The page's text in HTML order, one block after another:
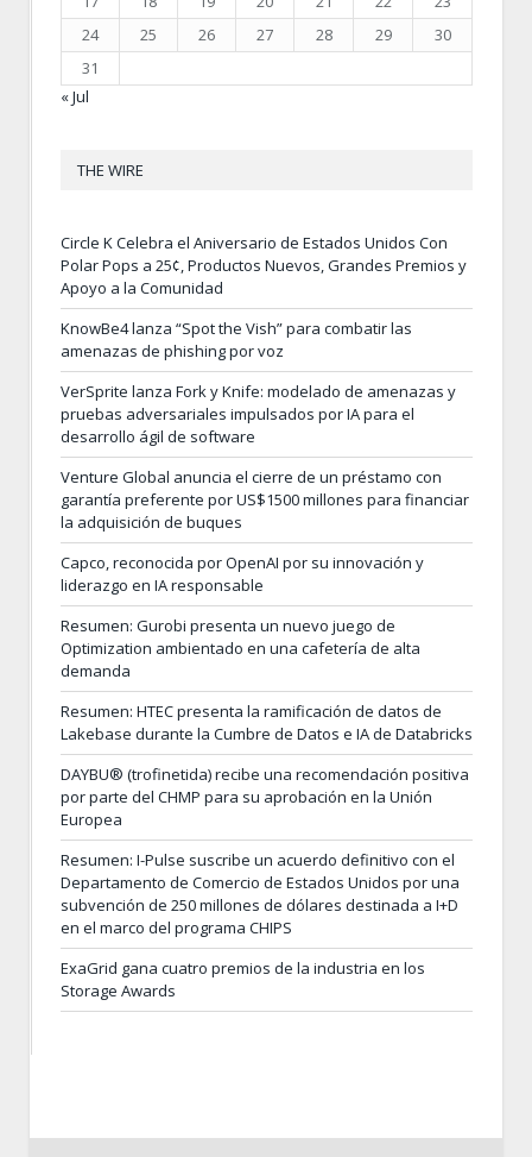
24
25 26 27 28 29
30
31
« Jul
THE WIRE
Circle K Celebra el Aniversario de Estados Unidos Con
Polar Pops a 25¢, Productos Nuevos, Grandes Premios y
Apoyo a la Comunidad
KnowBe4 lanza “Spot the Vish” para combatir las
amenazas de phishing por voz
VerSprite lanza Fork y Knife: modelado de amenazas y
pruebas adversariales impulsados por IA para el
desarrollo ágil de software
Venture Global anuncia el cierre de un préstamo con
garantía preferente por US$1500 millones para financiar
la adquisición de buques
Capco, reconocida por OpenAI por su innovación y
liderazgo en IA responsable
Resumen: Gurobi presenta un nuevo juego de
Optimization ambientado en una cafetería de alta
demanda
Resumen: HTEC presenta la ramificación de datos de
Lakebase durante la Cumbre de Datos e IA de Databricks
DAYBU® (trofinetida) recibe una recomendación positiva
por parte del CHMP para su aprobación en la Unión
Europea
Resumen: I-Pulse suscribe un acuerdo definitivo con el
Departamento de Comercio de Estados Unidos por una
subvención de 250 millones de dólares destinada a I+D
en el marco del programa CHIPS
ExaGrid gana cuatro premios de la industria en los
Storage Awards